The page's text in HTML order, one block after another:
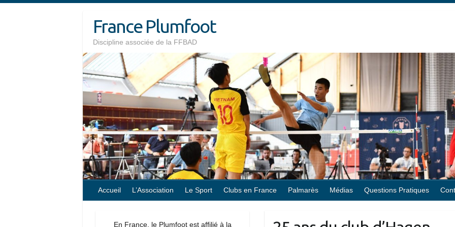
France Plumfoot
Discipline associée de la FFBAD
Accueil L’Association Le Sport Clubs en France Palmarès Médias Questions Pratiques
En France, le Plumfoot est affilié à la